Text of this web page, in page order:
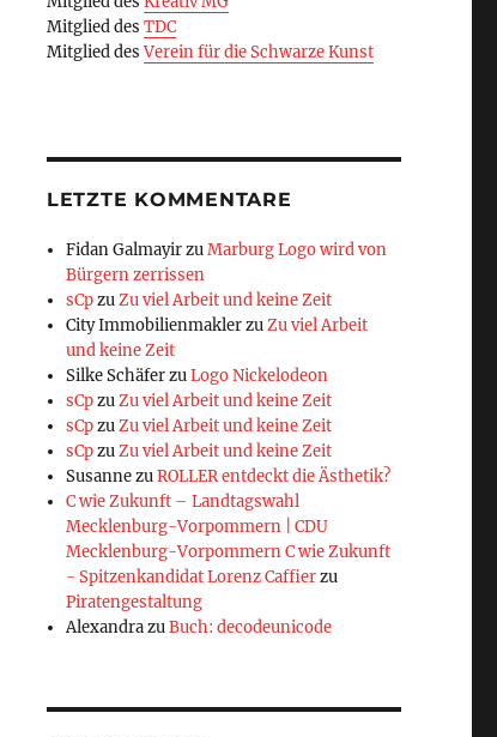
Mitglied des TDC
Mitglied desVerein für die Schwarze Kunst
LETZTE KOMMENTARE
Fidan GalmayirzuMarburg Logo wird von
Bürgern zerrissen
sCpzuZu viel Arbeit und keine Zeit
City ImmobilienmaklerzuZu viel Arbeit
und keine Zeit
Silke SchäferzuLogo Nickelodeon
sCpzuZu viel Arbeit und keine Zeit
sCpzuZu viel Arbeit und keine Zeit
sCpzuZu viel Arbeit und keine Zeit
SusannezuROLLER entdeckt die Ästhetik?
C wie Zukunft – Landtagswahl
Mecklenburg-Vorpommern | CDU
Mecklenburg-Vorpommern C wie Zukunft
- Spitzenkandidat Lorenz Caffierzu
Piratengestaltung
AlexandrazuBuch: decodeunicode